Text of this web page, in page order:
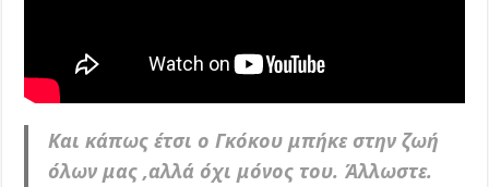
Και κάπως έτσι ο Γκόκου μπήκε στην ζωή
όλων μας ,αλλά όχι μόνος του. Άλλωστε.